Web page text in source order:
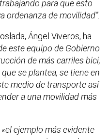
para que esto
ordenanza de movilidad”.
Ángel Viveros, ha
este equipo de Gobierno
de más carriles bici,
se plantea, se tiene en
medio de transporte así
a una movilidad más
«el ejemplo más evidente